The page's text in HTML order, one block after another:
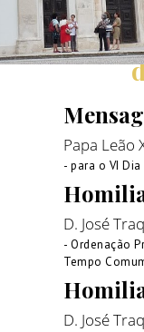
Papa Leão
- para o VI
D. José
- Ordenação
Tempo
D. José